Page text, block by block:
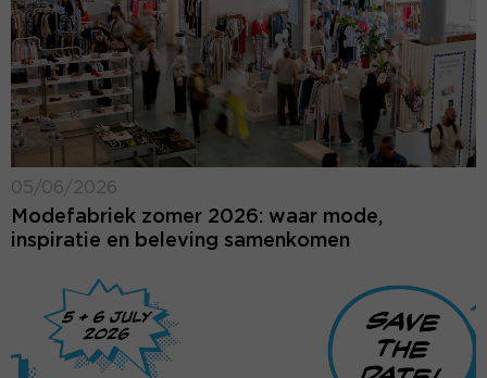
05/06/2026
Modefabriek zomer 2026: waar mode,
inspiratie en beleving samenkomen